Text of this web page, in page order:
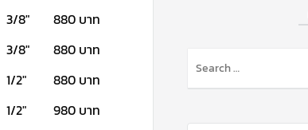
3/8"
880 บาท
3/8"
880 บาท
1/2"
880 บาท
1/2"
980 บาท